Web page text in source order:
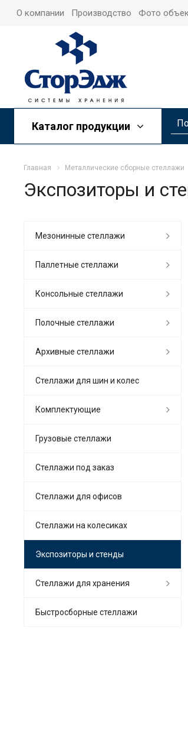
О компании Производство Фото
Каталог продукции
Главная Металлические сборные стеллажи
Экспозиторы и
Мезонинные стеллажи
Паллетные стеллажи
Консольные стеллажи
Полочные стеллажи
Архивные стеллажи
Стеллажи для шин и колес
Комплектующие
Грузовые стеллажи
Стеллажи под заказ
Стеллажи для офисов
Cтеллажи на колесиках
Экспозиторы и стенды
Стеллажи для хранения
Быстросборные стеллажи